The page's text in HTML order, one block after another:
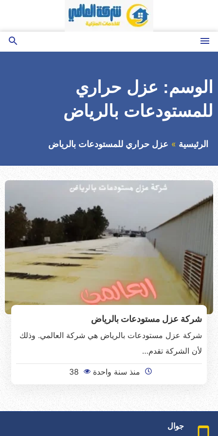
المحتوى
القائمة
بحث
الوسم: عزل حراري
للمستودعات بالرياض
الرئيسية عزل حراري للمستودعات بالرياض
شركة عزل مستودعات بالرياض
شركة عزل مستودعات بالرياض هي شركة العالمي. وذلك
لأن الشركة تقدم…
منذ سنة واحدة 38
جوال